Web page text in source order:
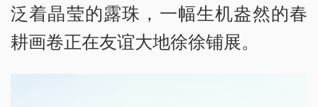
泛着晶莹的露珠，一幅生机盎然的春
耕画卷正在友谊大地徐徐铺展。